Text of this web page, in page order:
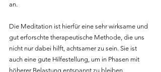
an.
Die Meditation ist hierfür eine sehr wirksame und
gut erforschte therapeutische Methode, die uns
nicht nur dabei hilft, achtsamer zu sein. Sie ist
auch eine gute Hilfestellung, um in Phasen mit
höherer Belastung entspannt zu bleiben.